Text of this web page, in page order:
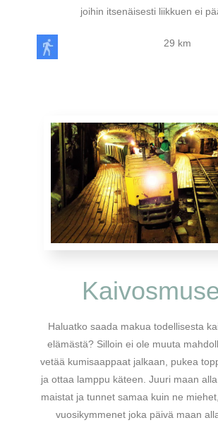
joihin itsenäisesti liikkuen ei
29 km
Haluatko saada makua todellisesta
elämästä? Silloin ei ole muuta
vetää kumisaappaat jalkaan, pukea
ja ottaa lamppu käteen. Juuri maan
maistat ja tunnet samaa kuin ne
vuosikymmenet joka päivä maan